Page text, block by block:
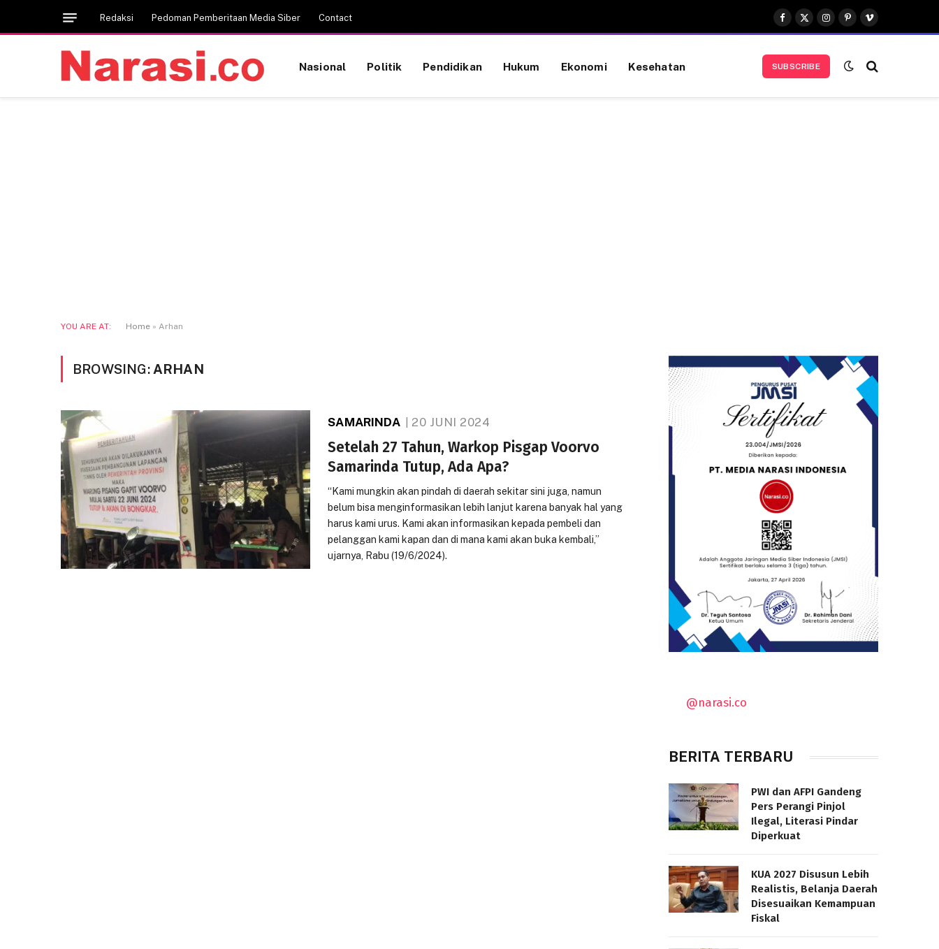
Redaksi Pedoman Pemberitaan Media Siber Contact
Facebook
X
(Twitter)
Instagram
Pinterest
Vimeo
Nasional Politik Pendidikan Hukum Ekonomi Kesehatan SUBSCRIBE
YOU ARE AT: Home » Arhan
BROWSING: ARHAN
SAMARINDA 20 JUNI 2024
Setelah 27 Tahun, Warkop Pisgap Voorvo
Samarinda Tutup, Ada Apa?
“Kami mungkin akan pindah di daerah sekitar sini juga, namun
belum bisa menginformasikan lebih lanjut karena banyak hal yang
harus kami urus. Kami akan informasikan kepada pembeli dan
pelanggan kami kapan dan di mana kami akan buka kembali,”
ujarnya, Rabu (19/6/2024).
@narasi.co
BERITA TERBARU
PWI dan AFPI Gandeng
Pers Perangi Pinjol
Ilegal, Literasi Pindar
Diperkuat
KUA 2027 Disusun Lebih
Realistis, Belanja Daerah
Disesuaikan Kemampuan
Fiskal